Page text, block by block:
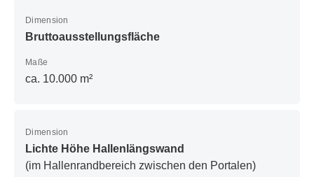
Dimension
Bruttoausstellungsfläche
Maße
ca. 10.000 m²
Dimension
Lichte Höhe Hallenlängswand
(im Hallenrandbereich zwischen den Portalen)